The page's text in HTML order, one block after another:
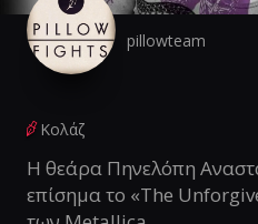
pillowteam
Κολάζ
Η θεάρα Πηνελόπη
επίσημα το «The